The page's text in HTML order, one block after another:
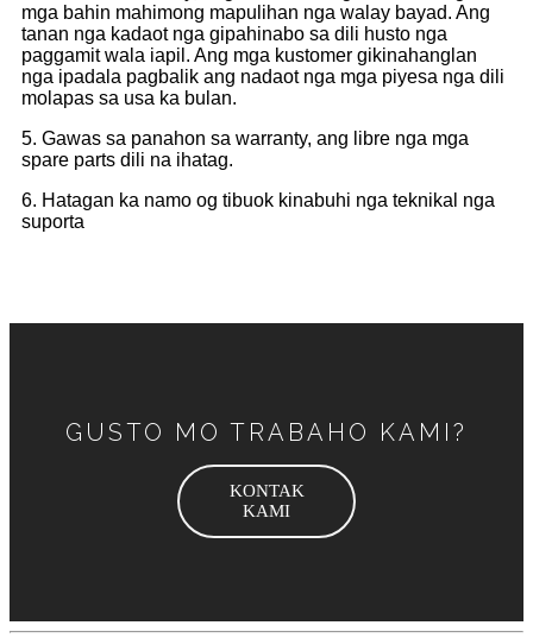
mga bahin mahimong mapulihan nga walay bayad. Ang
tanan nga kadaot nga gipahinabo sa dili husto nga
paggamit wala iapil. Ang mga kustomer gikinahanglan
nga ipadala pagbalik ang nadaot nga mga piyesa nga dili
molapas sa usa ka bulan.
5. Gawas sa panahon sa warranty, ang libre nga mga
spare parts dili na ihatag.
6. Hatagan ka namo og tibuok kinabuhi nga teknikal nga
suporta
GUSTO MO TRABAHO KAMI?
KONTAK
KAMI